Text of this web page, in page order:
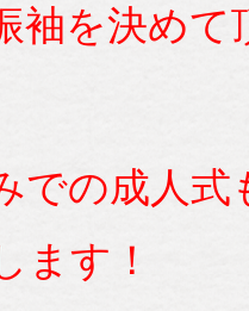
袖を決め
での成人
ます！